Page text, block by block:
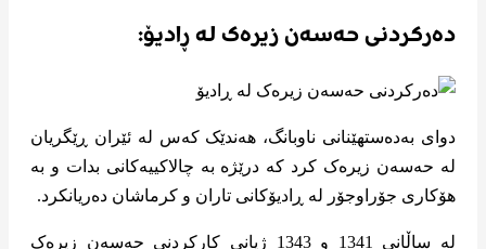
دەرکردنی حەسەن زیرەک لە ڕادیۆ:
دوای بەدەستهێنانی ناوبانگ، هەندێک کەس لە ئێران ڕێگریان
لە حەسەن زیرەک کرد کە درێژە بە چالاکییەکانی بدات و بە
هۆکاری جۆراوجۆر لە ڕادیۆکانی تاران و کرماشان دەریانکرد.
لە ساڵانی 1341 و 1343 ژیانی کارکردنی حەسەن زیرەک